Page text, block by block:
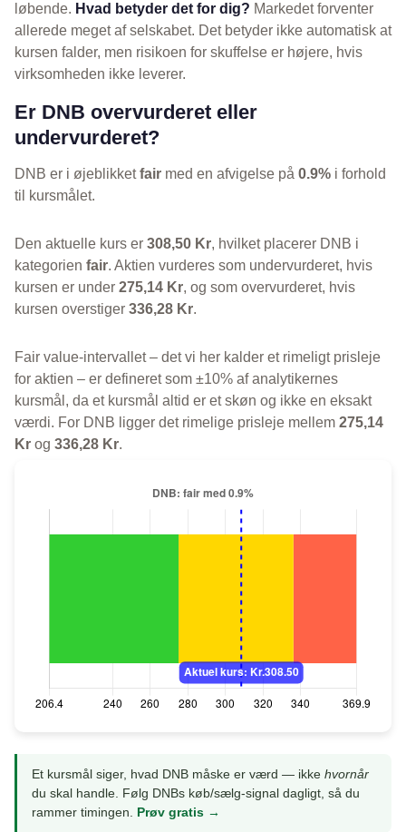
løbende. Hvad betyder det for dig? Markedet forventer
allerede meget af selskabet. Det betyder ikke automatisk at
kursen falder, men risikoen for skuffelse er højere, hvis
virksomheden ikke leverer.
Er DNB overvurderet eller
undervurderet?
DNB er i øjeblikketfair med en afvigelse på 0.9% i forhold
til kursmålet.
Den aktuelle kurs er 308,50 Kr, hvilket placerer DNB i
kategorien fair. Aktien vurderes som undervurderet, hvis
kursen er under 275,14 Kr, og som overvurderet, hvis
kursen overstiger 336,28 Kr.
Fair value-intervallet – det vi her kalder et rimeligt prisleje
for aktien – er defineret som ±10% af analytikernes
kursmål, da et kursmål altid er et skøn og ikke en eksakt
værdi. For DNB ligger det rimelige prisleje mellem 275,14
Kr og 336,28 Kr.
Et kursmål siger, hvad DNB måske er værd — ikke hvornår
du skal handle. Følg DNBs køb/sælg-signal dagligt, så du
rammer timingen. Prøv gratis →